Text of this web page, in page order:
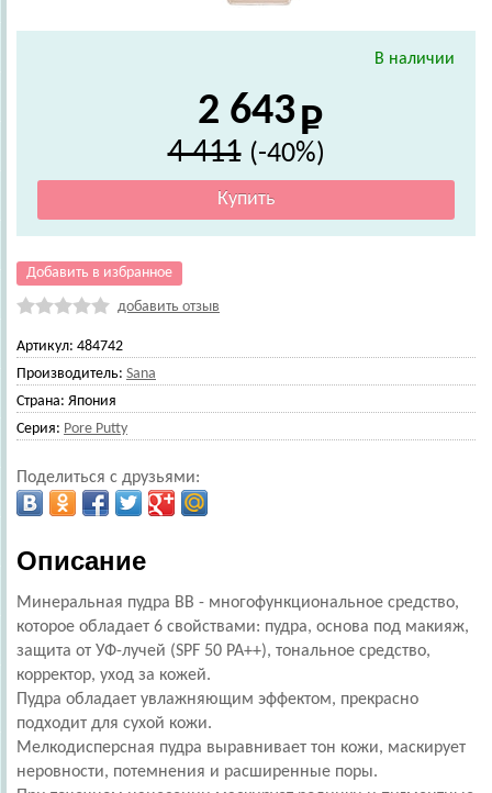
В наличии
2 643
4 411 (-40%)
Добавить в избранное
добавить отзыв
Артикул: 484742
Производитель: Sana
Страна: Япония
Серия: Pore Putty
Поделиться с друзьями:
Описание
Минеральная пудра ВВ - многофункциональное средство,
которое обладает 6 свойствами: пудра, основа под макияж,
защита от УФ-лучей (SPF 50 РА++), тональное средство,
корректор, уход за кожей.
Пудра обладает увлажняющим эффектом, прекрасно
подходит для сухой кожи.
Мелкодисперcная пудра выравнивает тон кожи, маскирует
неровности, потемнения и расширенные поры.